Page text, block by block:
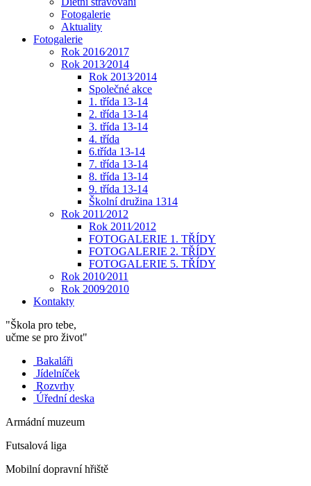
Fotogalerie
Aktuality
Fotogalerie
Rok 2016⁄2017
Rok 2013⁄2014
Rok 2013⁄2014
Společné akce
1. třída 13-14
2. třída 13-14
3. třída 13-14
4. třída
6.třída 13-14
7. třída 13-14
8. třída 13-14
9. třída 13-14
Školní družina 1314
Rok 2011⁄2012
Rok 2011⁄2012
FOTOGALERIE 1. TŘÍDY
FOTOGALERIE 2. TŘÍDY
FOTOGALERIE 5. TŘÍDY
Rok 2010⁄2011
Rok 2009⁄2010
Kontakty
"Škola pro tebe,
učme se pro život"
Bakaláři
Jídelníček
Rozvrhy
Úřední deska
Armádní muzeum
Futsalová liga
Mobilní dopravní hřiště